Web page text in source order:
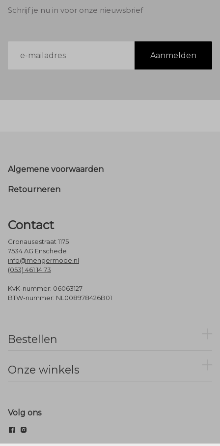
Schrijf je nu in voor onze nieuwsbrief
mailadres
Aanmelden
Footer
Algemene voorwaarden
Retourneren
Contact
Gronausestraat 1175
7534 AG Enschede
info@mengermode.nl
(053) 461 14 73
KvK-nummer: 06063127
BTW-nummer: NL008978426B01
Bestellen
Onze winkels
Volg ons